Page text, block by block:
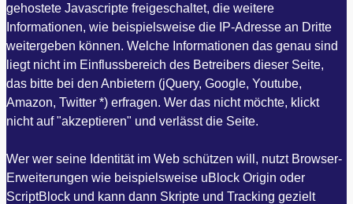
gehostete Javascripte freigeschaltet, die weitere
Informationen, wie beispielsweise die IP-Adresse an Dritte
weitergeben können. Welche Informationen das genau sind
liegt nicht im Einflussbereich des Betreibers dieser Seite,
das bitte bei den Anbietern (jQuery, Google, Youtube,
Amazon, Twitter *) erfragen. Wer das nicht möchte, klickt
nicht auf "akzeptieren" und verlässt die Seite.
Wer wer seine Identität im Web schützen will, nutzt Browser-
Erweiterungen wie beispielsweise uBlock Origin oder
ScriptBlock und kann dann Skripte und Tracking gezielt